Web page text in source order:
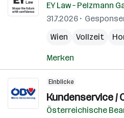
EY Law – Pelzmann
31.7.2026
Wien
Vollzeit
Merken
Einblicke
Kundenservice /
Österreichische